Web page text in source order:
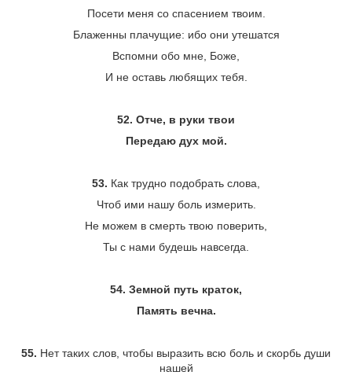
Посети меня со спасением твоим.
Блаженны плачущие: ибо они утешатся
Вспомни обо мне, Боже,
И не оставь любящих тебя.
52. Отче, в руки твои
Передаю дух мой.
53. Как трудно подобрать слова,
Чтоб ими нашу боль измерить.
Не можем в смерть твою поверить,
Ты с нами будешь навсегда.
54. Земной путь краток,
Память вечна.
55. Нет таких слов, чтобы выразить всю боль и скорбь души
нашей